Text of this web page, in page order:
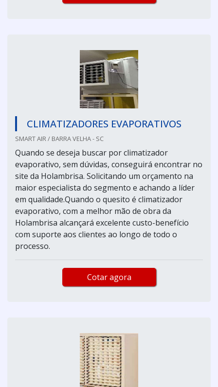
CLIMATIZADORES EVAPORATIVOS
SMART AIR / BARRA VELHA - SC
Quando se deseja buscar por climatizador
evaporativo, sem dúvidas, conseguirá encontrar no
site da Holambrisa. Solicitando um orçamento na
maior especialista do segmento e achando a líder
em qualidade.Quando o quesito é climatizador
evaporativo, com a melhor mão de obra da
Holambrisa alcançará excelente custo-benefício
com suporte aos clientes ao longo de todo o
processo.
Cotar agora